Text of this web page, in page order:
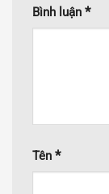
Bình luận *
Tên *